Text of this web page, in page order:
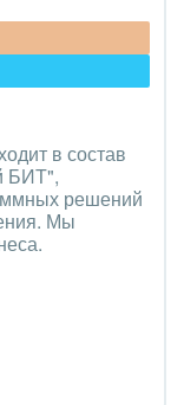
в состав
БИТ",
решений
Мы